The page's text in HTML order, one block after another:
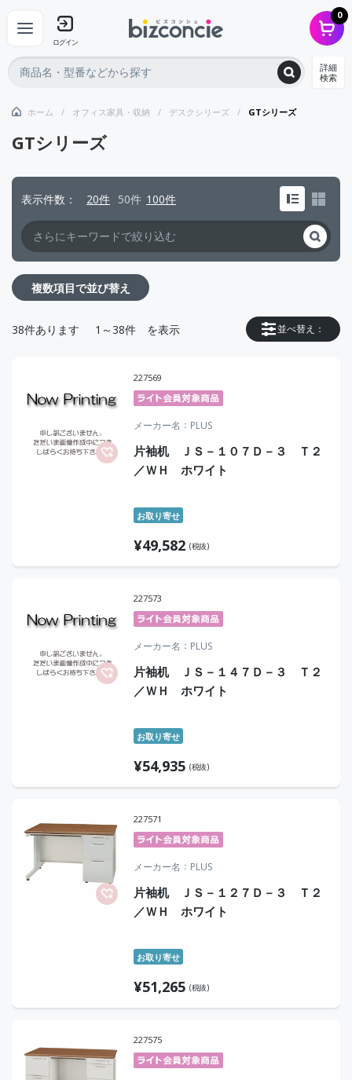
ログイン
0
詳細
検索
ホーム オフィス家具・収納 デスクシリーズ GTシリーズ
GTシリーズ
表示件数 20件 50件 100件
複数項目で並び替え
並べ替え：
38件あります 1～38件 を表示
227569
メーカー名 PLUS
片袖机 ＪＳ－１０７Ｄ－３ Ｔ２
／ＷＨ ホワイト
お取り寄せ
¥49,582 (税抜)
227573
メーカー名 PLUS
片袖机 ＪＳ－１４７Ｄ－３ Ｔ２
／ＷＨ ホワイト
お取り寄せ
¥54,935 (税抜)
227571
メーカー名 PLUS
片袖机 ＪＳ－１２７Ｄ－３ Ｔ２
／ＷＨ ホワイト
お取り寄せ
¥51,265 (税抜)
227575